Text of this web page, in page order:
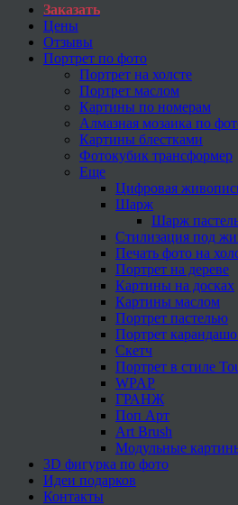
Заказать
Цены
Отзывы
Портрет по фото
Портрет на холсте
Портрет маслом
Картины по номерам
Алмазная мозаика по
Картины блестками
Фотокубик трансформер
Еще
Цифровая
Шарж
Шарж
Стилизация под
Печать фото на
Портрет на дереве
Картины на досках
Картины маслом
Портрет пастелью
Портрет
Скетч
Портрет в стиле
WPAP
ГРАНЖ
Поп Арт
Art Brush
Модульные
3D фигурка по фото
Идеи подарков
Контакты